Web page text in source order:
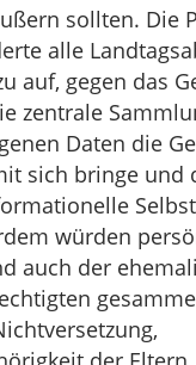
sollten. Die
alle
auf, gegen das
zentrale
Daten die
sich bringe und
würden
auch der